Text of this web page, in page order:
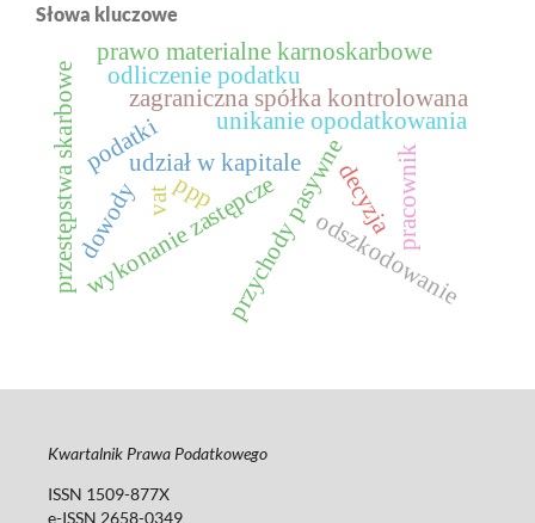
Słowa kluczowe
unikanie opodatkowania
zagraniczna spółka kontrolowana
udział w kapitale
przychody pasywne
vat
wykonanie zastępcze
odliczenie podatku
odszkodowanie
przestępstwa skarbowepodatki pracownik
prawo materialne karnoskarbowe
ppp
dowody decyzja
Kwartalnik Prawa Podatkowego
ISSN 1509-877X
e-ISSN 2658-0349